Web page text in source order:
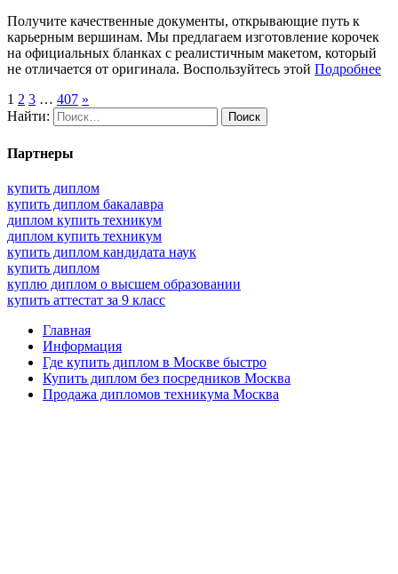
Получите качественные документы, открывающие путь к
карьерным вершинам. Мы предлагаем изготовление корочек
на официальных бланках с реалистичным макетом, который
не отличается от оригинала. Воспользуйтесь этой Подробнее
1 2 3 … 407 »
Найти:
Партнеры
купить диплом
купить диплом бакалавра
диплом купить техникум
диплом купить техникум
купить диплом кандидата наук
купить диплом
куплю диплом о высшем образовании
купить аттестат за 9 класс
Главная
Информация
Где купить диплом в Москве быстро
Купить диплом без посредников Москва
Продажа дипломов техникума Москва